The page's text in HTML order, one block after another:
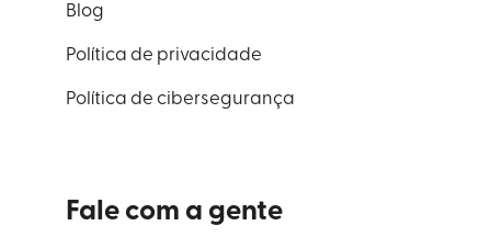
Blog
Política de privacidade
Política de cibersegurança
Fale com a gente